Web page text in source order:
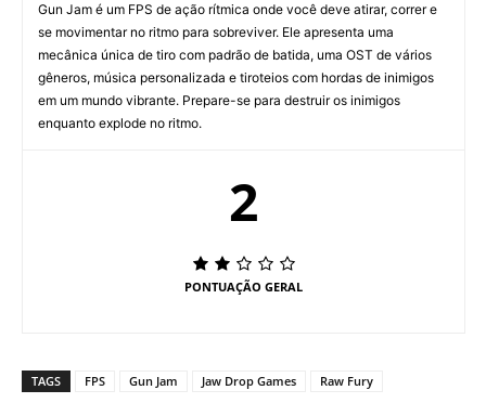
Gun Jam é um FPS de ação rítmica onde você deve atirar, correr e
se movimentar no ritmo para sobreviver. Ele apresenta uma
mecânica única de tiro com padrão de batida, uma OST de vários
gêneros, música personalizada e tiroteios com hordas de inimigos
em um mundo vibrante. Prepare-se para destruir os inimigos
enquanto explode no ritmo.
2
PONTUAÇÃO GERAL
TAGS FPS Gun Jam Jaw Drop Games Raw Fury